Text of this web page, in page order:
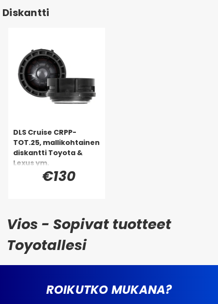
Diskantti
DLS Cruise CRPP-
TOT.25, mallikohtainen
diskantti Toyota &
Lexus ym.
€130
Vios - Sopivat tuotteet
Toyotallesi
ROIKUTKO MUKANA?